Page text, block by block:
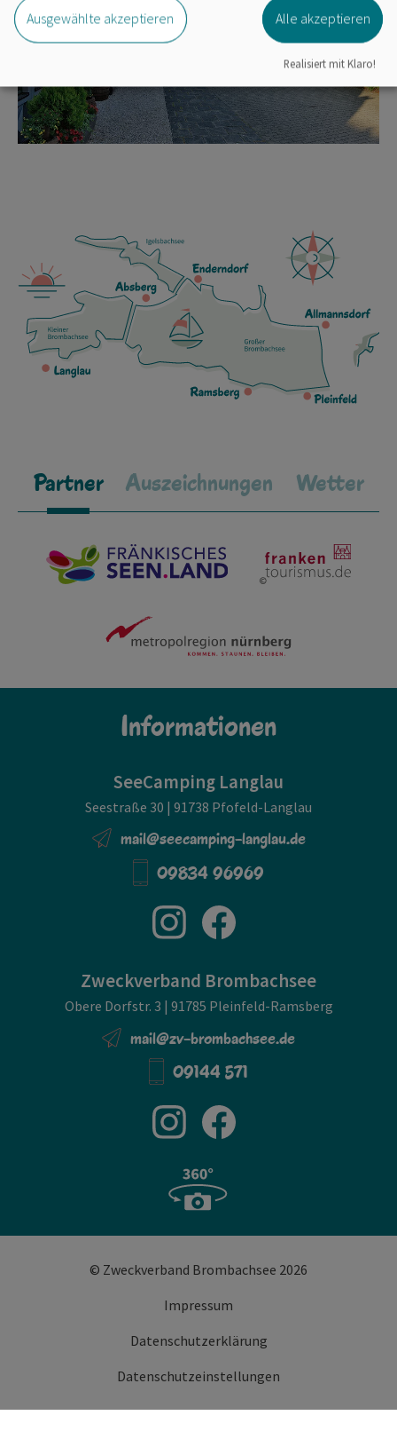
Partner Auszeichnungen Wetter
Informationen
SeeCamping Langlau
Seestraße 30 | 91738 Pfofeld-Langlau
mail@seecamping-langlau.de
09834 96969
Zweckverband Brombachsee
Obere Dorfstr. 3 | 91785 Pleinfeld-Ramsberg
mail@zv-brombachsee.de
09144 571
© Zweckverband Brombachsee 2026
Impressum
Datenschutzerklärung
Datenschutzeinstellungen
Ausgewählte akzeptieren Alle akzeptieren
Realisiert mit Klaro!